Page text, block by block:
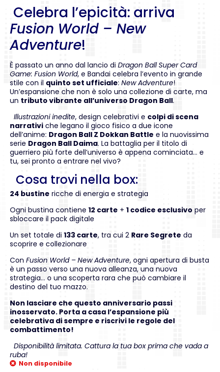
Celebra l’epicità: arriva
Fusion World – New
Adventure!
È passato un anno dal lancio di Dragon Ball Super Card
Game: Fusion World, e Bandai celebra l’evento in grande
stile con il quinto set ufficiale: New Adventure!
Un’espansione che non è solo una collezione di carte, ma
un tributo vibrante all’universo Dragon Ball.
Illustrazioni inedite, design celebrativi e colpi di scena
narrativi che legano il gioco fisico a due icone
dell’anime: Dragon Ball Z Dokkan Battle e la nuovissima
serie Dragon Ball Daima. La battaglia per il titolo di
guerriero più forte dell’universo è appena cominciata… e
tu, sei pronto a entrare nel vivo?
Cosa trovi nella box:
24 bustine ricche di energia e strategia
Ogni bustina contiene 12 carte + 1 codice esclusivo per
sbloccare il pack digitale
Un set totale di 133 carte, tra cui 2 Rare Segrete da
scoprire e collezionare
Con Fusion World – New Adventure, ogni apertura di busta
è un passo verso una nuova alleanza, una nuova
strategia… o una scoperta rara che può cambiare il
destino del tuo mazzo.
Non lasciare che questo anniversario passi
inosservato. Porta a casa l’espansione più
celebrativa di sempre e riscrivi le regole del
combattimento!
Disponibilità limitata. Cattura la tua box prima che vada a
ruba!
Non disponibile